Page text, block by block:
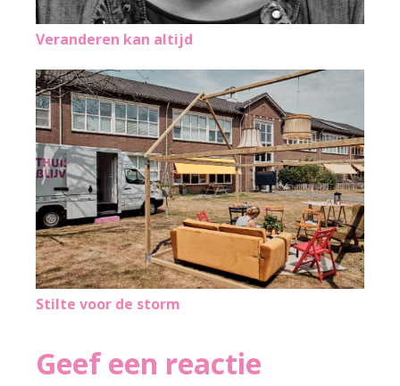
Veranderen kan altijd
Stilte voor de storm
Geef een reactie